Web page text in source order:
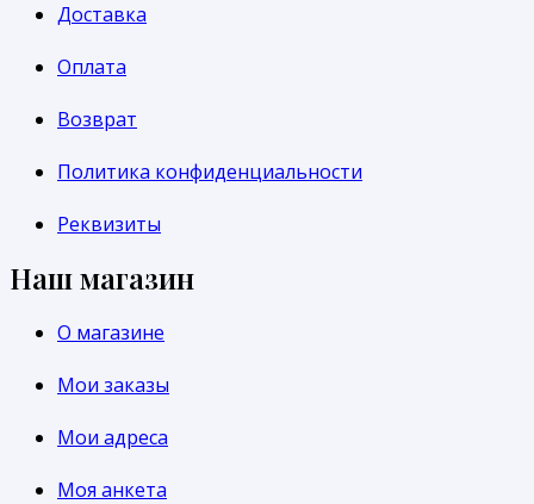
Доставка
Оплата
Возврат
Политика конфиденциальности
Реквизиты
Наш магазин
О магазине
Мои заказы
Мои адреса
Моя анкета